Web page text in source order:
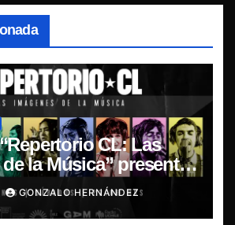
CL: Las
la Música” presenta
del nuevo sonido
GONZALO HERNÁNDEZ